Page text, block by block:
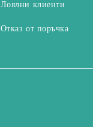
Лоялни клиенти
Отказ от поръчка